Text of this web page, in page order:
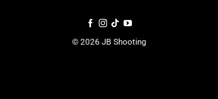
© 2026 JB Shooting